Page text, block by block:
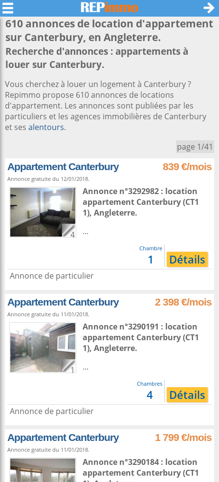
610 annonces de location d'appartement
sur Canterbury, en Angleterre.
Recherche d'annonces : appartements à
louer sur Canterbury.
Vous cherchez à louer un logement à Canterbury ?
Repimmo propose 610 annonces de locations
d'appartement. Les annonces sont publiées par les
particuliers et les agences immobilières de Canterbury
et ses alentours.
page 1/41
Appartement Canterbury 839 €/mois
Annonce gratuite du 12/01/2018.
4
Annonce n°3292982 : location
appartement Canterbury(CT1
1), Angleterre.
...
Chambre
1 Détails
Annonce de particulier
Appartement Canterbury 2 398 €/mois
Annonce gratuite du 11/01/2018.
1
Annonce n°3290191 : location
appartement Canterbury(CT1
1), Angleterre.
...
Chambres
4 Détails
Annonce de particulier
Appartement Canterbury 1 799 €/mois
Annonce gratuite du 11/01/2018.
Annonce n°3290184 : location
appartement Canterbury(CT1